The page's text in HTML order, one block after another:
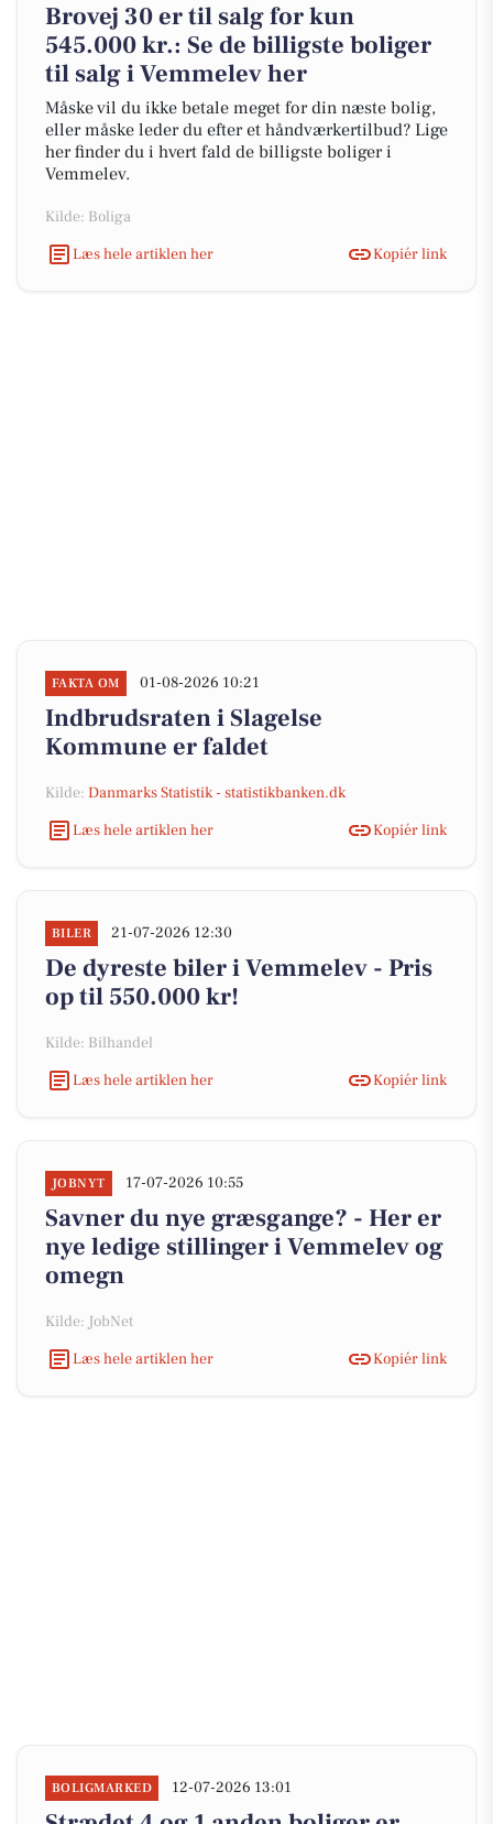
Brovej 30 er til salg for kun
545.000 kr.: Se de billigste boliger
til salg i Vemmelev her
Måske vil du ikke betale meget for din næste bolig,
eller måske leder du efter et håndværkertilbud? Lige
her finder du i hvert fald de billigste boliger i
Vemmelev.
Kilde: Boliga
Læs hele artiklen her
Kopiér link
FAKTA OM 01-08-2026 10:21
Indbrudsraten i Slagelse
Kommune er faldet
Kilde: Danmarks Statistik - statistikbanken.dk
Læs hele artiklen her
Kopiér link
BILER 21-07-2026 12:30
De dyreste biler i Vemmelev - Pris
op til 550.000 kr!
Kilde: Bilhandel
Læs hele artiklen her
Kopiér link
JOBNYT 17-07-2026 10:55
Savner du nye græsgange? - Her er
nye ledige stillinger i Vemmelev og
omegn
Kilde: JobNet
Læs hele artiklen her
Kopiér link
BOLIGMARKED 12-07-2026 13:01